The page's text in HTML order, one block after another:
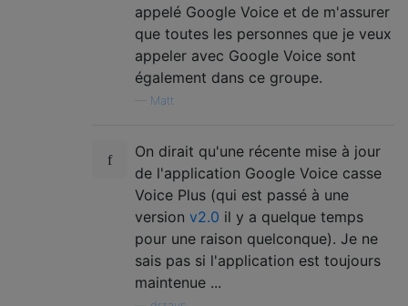
appelé Google Voice et de m'assurer
que toutes les personnes que je veux
appeler avec Google Voice sont
également dans ce groupe.
Matt
On dirait qu'une récente mise à jour
de l'application Google Voice casse
Voice Plus (qui est passé à une
version v2.0 il y a quelque temps
pour une raison quelconque). Je ne
sais pas si l'application est toujours
maintenue ...